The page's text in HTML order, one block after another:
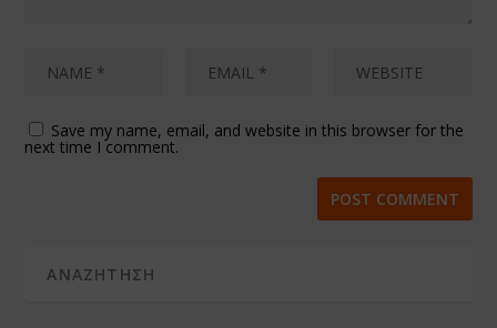
Save my name, email, and website in this browser for the
next time I comment.